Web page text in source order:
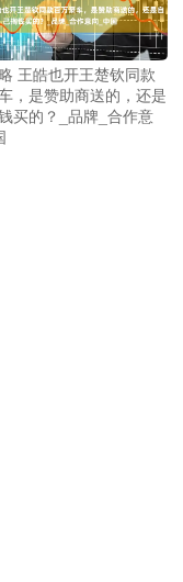
王皓也开王楚钦同款
，是赞助商送的，还是
买的？_品牌_合作意